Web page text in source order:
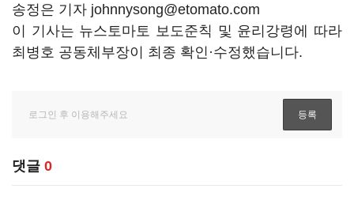
송정은 기자 johnnysong@etomato.com
이 기사는 뉴스토마토 보도준칙 및 윤리강령에 따라
최병호 공동체부장이 최종 확인·수정했습니다.
댓글 0